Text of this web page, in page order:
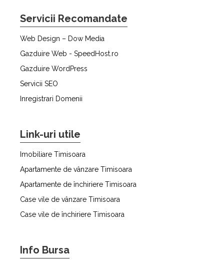
Servicii Recomandate
Web Design – Dow Media
Gazduire Web - SpeedHost.ro
Gazduire WordPress
Servicii SEO
Inregistrari Domenii
Link-uri utile
Imobiliare Timisoara
Apartamente de vânzare Timisoara
Apartamente de închiriere Timisoara
Case vile de vânzare Timisoara
Case vile de închiriere Timisoara
Info Bursa